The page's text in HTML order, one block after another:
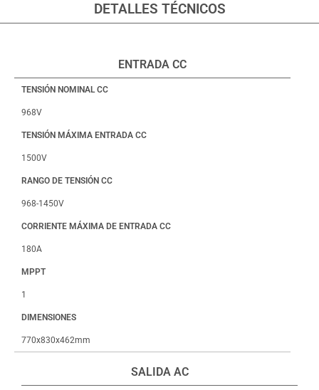
DETALLES TÉCNICOS
ENTRADA CC
TENSIÓN NOMINAL CC
968V
TENSIÓN MÁXIMA ENTRADA CC
1500V
RANGO DE TENSIÓN CC
968-1450V
CORRIENTE MÁXIMA DE ENTRADA CC
180A
MPPT
1
DIMENSIONES
770x830x462mm
SALIDA AC